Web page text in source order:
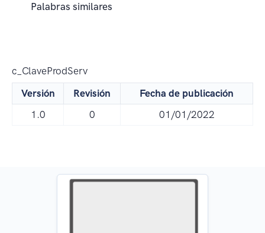
Palabras similares
c_ClaveProdServ
Versión
Revisión
Fecha de publicación
1.0
0 01/01/2022